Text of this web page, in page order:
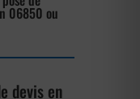
06850 ou
devis en